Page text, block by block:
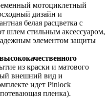
мотоциклетный
дизайн и
белая расцветка с
шлем стильным аксессуаром,
элементом защиты
из краски и матового
внешний вид и
идет Pinlock
пленка).